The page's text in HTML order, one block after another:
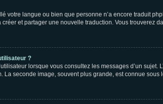
votre langue ou bien que personne n’a encore traduit
et partager une nouvelle traduction. Vous trouverez
?
lorsque vous consultez les messages d’un
seconde image, souvent plus grande, est connue